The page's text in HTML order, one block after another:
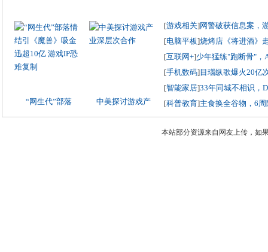
“网生代”部落 中美探讨游戏产
[游戏相关]网警破获信息案，
[电脑平板]烧烤店《将进酒》
[互联网+]少年猛练"跑断骨"，
[手机数码]目瑙纵歌爆火20亿
[智能家居]33年同城不相识，
[科普教育]主食换全谷物，6
本站部分资源来自网友上传，如